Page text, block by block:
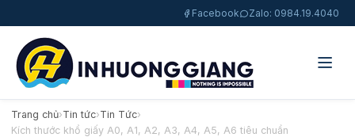
Facebook Zalo: 0984.19.4040
Trang chủ›Tin tức›Tin Tức›
Kích thước khổ giấy A0, A1, A2, A3, A4, A5, A6 tiêu chuẩn